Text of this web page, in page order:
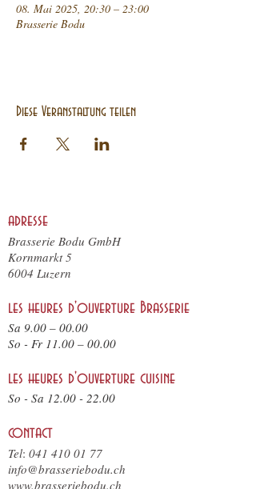
08. Mai 2025, 20:30 – 23:00
Brasserie Bodu
Diese Veranstaltung teilen
adresse
Brasserie Bodu GmbH
Kornmarkt 5
6004 Luzern
les heures d'ouverture Brasserie
Sa 9.00 – 00.00
So - Fr 11.00 – 00.00
les heures d'ouverture cuisine
So - Sa 12.00 - 22.00
contact
Tel: 041 410 01 77
info@brasseriebodu.ch
www.brasseriebodu.ch